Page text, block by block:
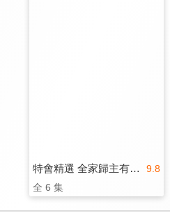
9.8
特會精選 全家歸主有良方
全 6 集